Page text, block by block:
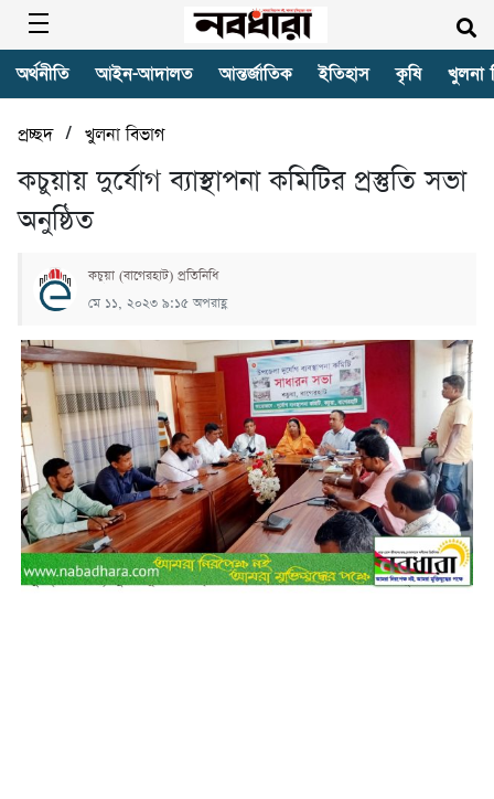
অর্থনীতি আইন-আদালত আন্তর্জাতিক ইতিহাস কৃষি খুলনা
প্রচ্ছদ/ খুলনা বিভাগ
কচুয়ায় দুর্যোগ ব্যাস্থাপনা কমিটির প্রস্তুতি সভা
অনুষ্ঠিত
কচুয়া (বাগেরহাট) প্রতিনিধি
মে ১১, ২০২৩ ৯:১৫ অপরাহ্ণ